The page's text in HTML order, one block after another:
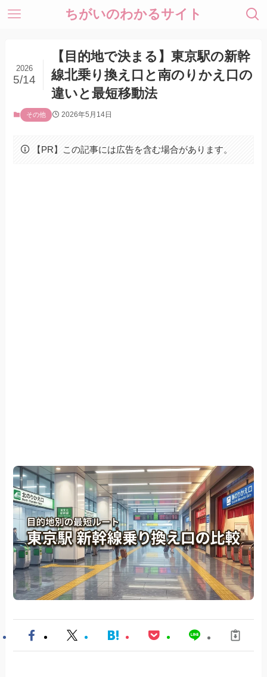
ちがいのわかるサイト
【目的地で決まる】東京駅の新幹
線北乗り換え口と南のりかえ口の
違いと最短移動法
2026
5/14
その他 2026年5月14日
【PR】この記事には広告を含む場合があります。